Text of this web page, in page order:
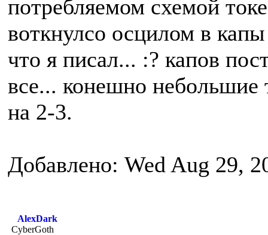
потребляемом схемой
воткнулсо осцилом в
что я писал... :? капов
все... конешно небольшие
на 2-3.
Добавлено: Wed Aug 29,
AlexDark
CyberGoth